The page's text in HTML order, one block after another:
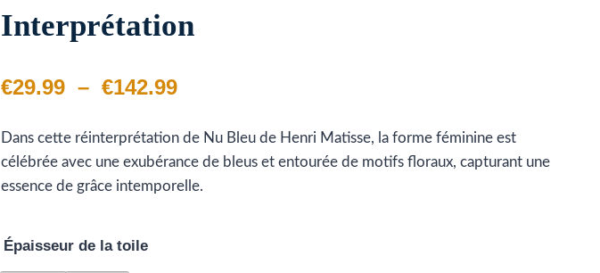
Interprétation
€29.99 – €142.99Plage
prix :
€29.99
Dans cette réinterprétation de Nu Bleu de Henri Matisse, la forme féminine est
célébrée avec une exubérance de bleus et entourée de motifs floraux, capturant une
essence de grâce intemporelle.
Épaisseur de la toile